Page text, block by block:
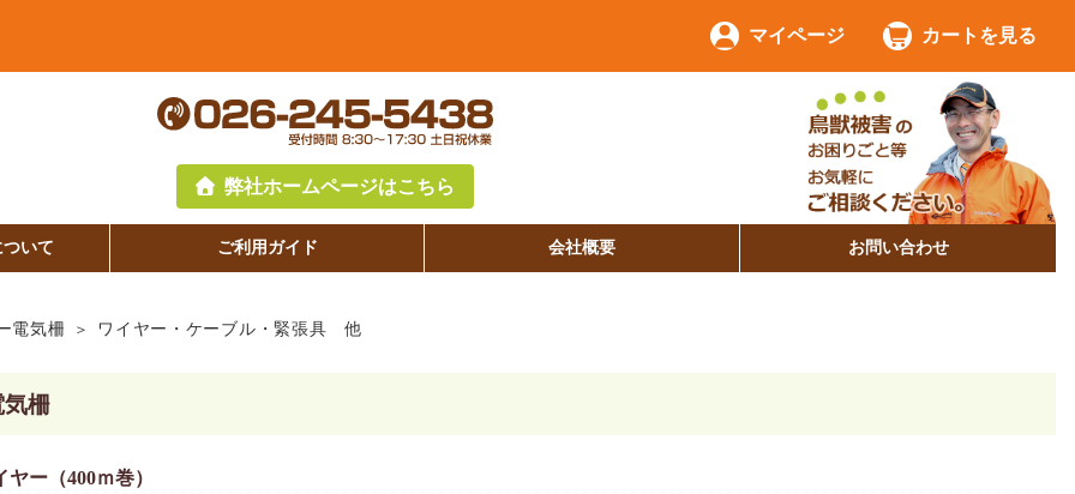
マイページ カートを見る
弊社ホームページはこちら
いて ご利用ガイド 会社概要 お問い合わせ
電気柵 ワイヤー・ケーブル・緊張具 他
柵
ー（400ｍ巻）